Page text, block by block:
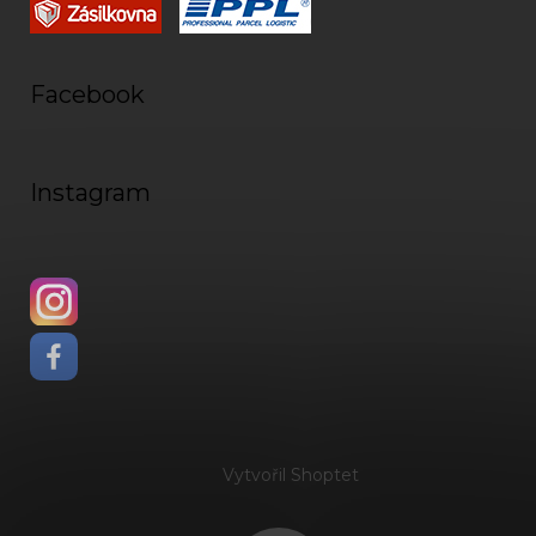
Facebook
Instagram
Vytvořil Shoptet